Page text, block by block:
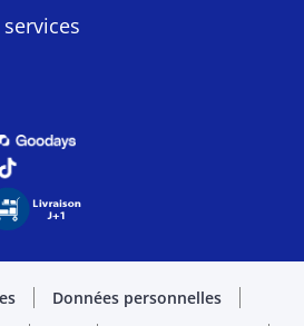
Données personnelles